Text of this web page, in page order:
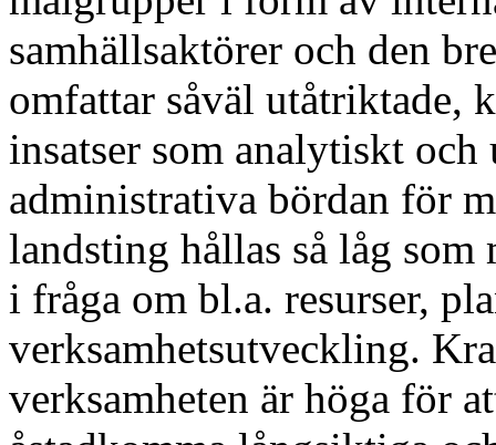
samhällsaktörer och den
omfattar såväl utåtriktade,
insatser som analytiskt
administrativa bördan för
landsting hållas så låg
i fråga om bl.a. resurser,
verksamhetsutveckling.
verksamheten är höga för